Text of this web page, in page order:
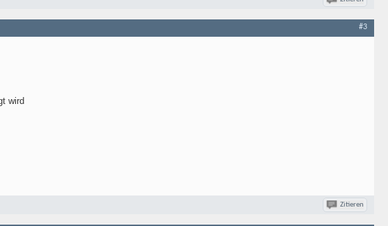
#3
wird
Zitieren